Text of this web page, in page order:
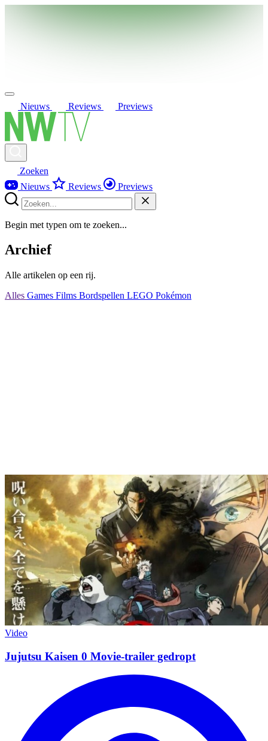
Nieuws Reviews Previews
Zoeken
Nieuws
Reviews Previews
Begin met typen om te zoeken...
Archief
Alle artikelen op een rij.
Alles Games Films Bordspellen LEGO Pokémon
Video
Jujutsu Kaisen 0 Movie-trailer gedropt